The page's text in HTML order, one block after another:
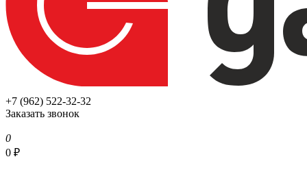
+7 (962) 522-32-32
Заказать звонок
0
0 ₽